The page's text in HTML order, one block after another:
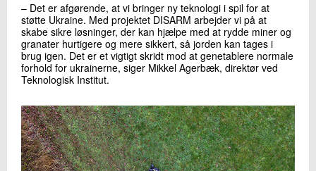
– Det er afgørende, at vi bringer ny teknologi i spil for at
støtte Ukraine. Med projektet DISARM arbejder vi på at
skabe sikre løsninger, der kan hjælpe med at rydde miner og
granater hurtigere og mere sikkert, så jorden kan tages i
brug igen. Det er et vigtigt skridt mod at genetablere normale
forhold for ukrainerne, siger Mikkel Agerbæk, direktør ved
Teknologisk Institut.